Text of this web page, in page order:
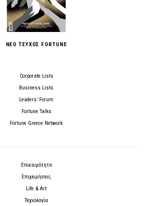
ΝΕΟ ΤΕΥΧΟΣ FORTUNE
Corporate Lists
Business Lists
Leaders’ Forum
Fortune Talks
Fortune Greece Network
Επικαιρότητα
Επιχειρήσεις
Life & Art
Τεχνολογία